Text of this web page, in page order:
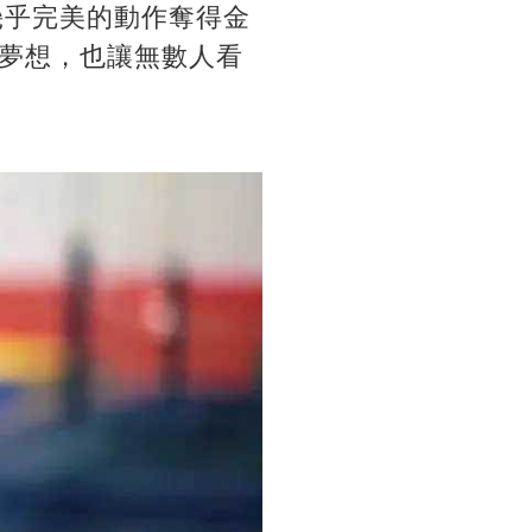
完美的動作奪得金
想，也讓無數人看